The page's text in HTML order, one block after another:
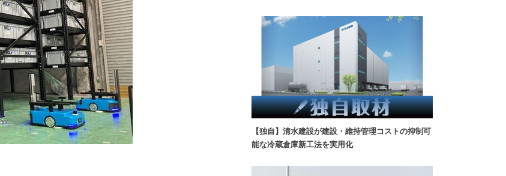
【独自】清水建設が建設・維持管理コストの抑制可
能な冷蔵倉庫新工法を実用化